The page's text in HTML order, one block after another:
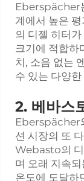
Eberspächer
계에서 높은
의 디젤 히터
크기에 적합하
치, 소음 없는
수 있는 다양
2. 베바스
Eberspächer
션 시장의 또
Webasto의 디
며 오래 지속
온도에 도달하